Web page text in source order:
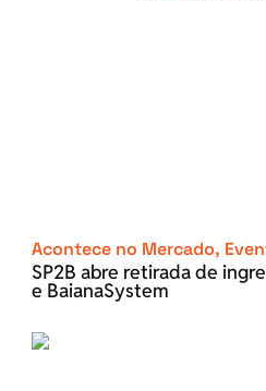
Acontece no Mercado,
SP2B abre retirada de
e BaianaSystem